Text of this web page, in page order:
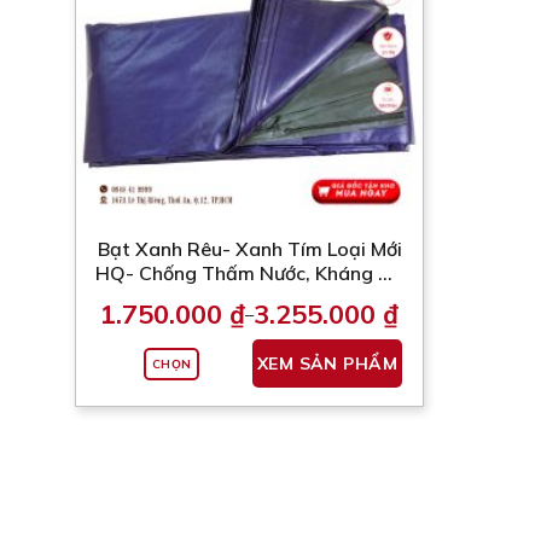
chọn
có
thể
được
chọn
trang
phẩm
Bạt Xanh Rêu- Xanh Tím Loại Mới
HQ- Chống Thấm Nước, Kháng UV
Cầu)
1.750.000 ₫–3.255.000 ₫
Khoảng
giá:
từ
1.750.000 ₫
đến
3.255.000 ₫
CHỌN XEM SẢN PHẨM
Sản